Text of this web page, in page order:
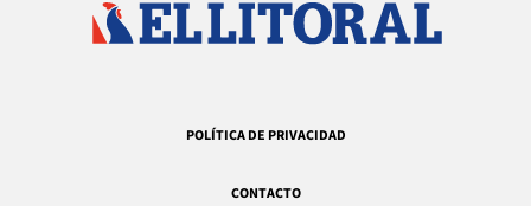
POLÍTICA DE PRIVACIDAD
CONTACTO